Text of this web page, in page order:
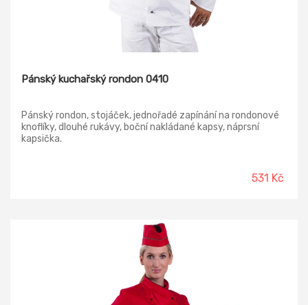
Pánský kuchařský rondon 0410
Pánský rondon, stojáček, jednořadé zapínání na rondonové
knoflíky, dlouhé rukávy, boční nakládané kapsy, náprsní
kapsička.
531 Kč